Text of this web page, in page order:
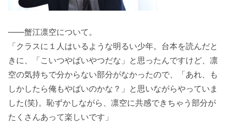
――蟹江凛空について。
「クラスに１人はいるような明るい少年。台本を読んだと
きに、「こいつやばいやつだな」と思ったんですけど、凛
空の気持ちで分からない部分がなかったので、「あれ、も
しかしたら俺もやばいのかな？」と思いながらやっていま
した(笑)。恥ずかしながら、凛空に共感できちゃう部分が
たくさんあって楽しいです」